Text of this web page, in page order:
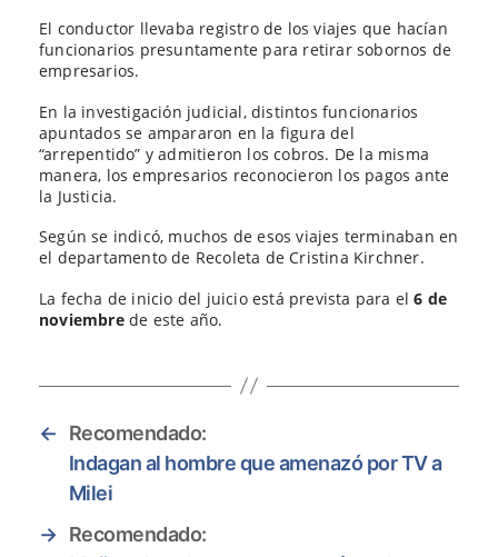
El conductor llevaba registro de los viajes que hacían
funcionarios presuntamente para retirar sobornos de
empresarios.
En la investigación judicial, distintos funcionarios
apuntados se ampararon en la figura del
“arrepentido” y admitieron los cobros. De la misma
manera, los empresarios reconocieron los pagos ante
la Justicia.
Según se indicó, muchos de esos viajes terminaban en
el departamento de Recoleta de Cristina Kirchner.
La fecha de inicio del juicio está prevista para el6 de
noviembrede este año.
←
Recomendado:
Indagan al hombre que amenazó por TV a
Milei
→ Recomendado: